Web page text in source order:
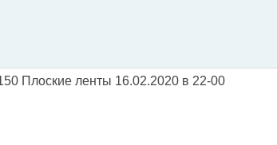
Плоские ленты 16.02.2020 в 22-00